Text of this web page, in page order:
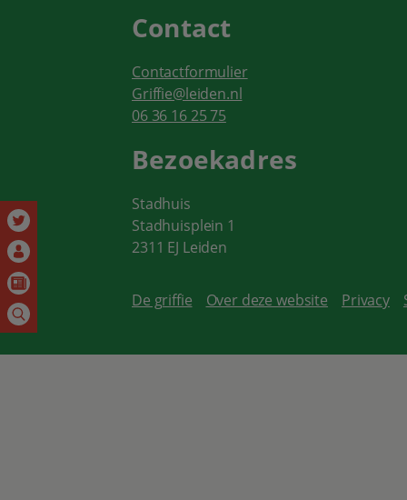
Contact
Contactformulier
Griffie@leiden.nl
06 36 16 25 75
Bezoekadres
Stadhuis
Stadhuisplein 1
2311 EJ Leiden
De griffie Over deze website Privacy